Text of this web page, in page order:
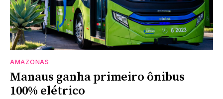
AMAZONAS
Manaus ganha primeiro ônibus
100% elétrico